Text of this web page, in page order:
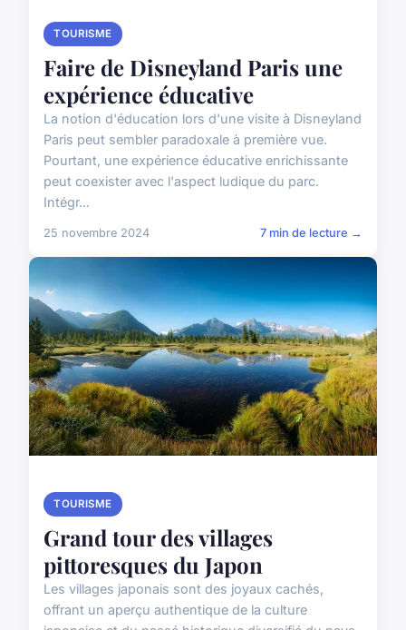
TOURISME
Faire de Disneyland Paris une
expérience éducative
La notion d'éducation lors d'une visite à Disneyland
Paris peut sembler paradoxale à première vue.
Pourtant, une expérience éducative enrichissante
peut coexister avec l'aspect ludique du parc.
Intégr...
25 novembre 2024 7 min de lecture →
TOURISME
Grand tour des villages
pittoresques du Japon
Les villages japonais sont des joyaux cachés,
offrant un aperçu authentique de la culture